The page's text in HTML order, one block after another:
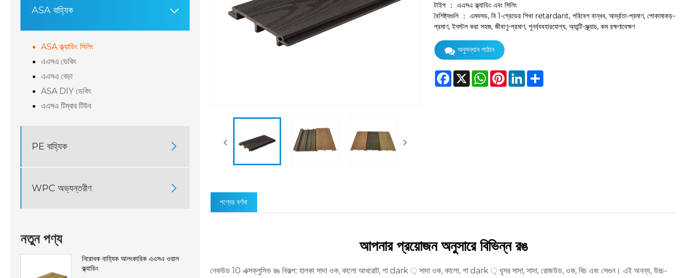
ASA বাহ্যিক 
ASA ক্ল্যাডিং সিলিং
এএসএ ডেকিং
এএসএ বেড়া
ASA DIY ডেকিং
এএসএ টিম্বার টিউব
PE বাহ্যিক 
WPC অভ্যন্তরীণ 
নতুন পণ্য
নিরোধক বাহ্যিক আলংকারিক এএসএ ওয়াল
ক্ল্যাডিং
টাইপ ： এএসএ ক্ল্যাডিং এবং সিলিং
বৈশিষ্ট্যগুলি ： এমবসড, বি 1-গ্রেডের শিখা retardant, পরিবেশ বান্ধব, আর্দ্রতা-প্রমাণ, পোকামাকড়-
প্রমাণ, ইনস্টল করা সহজ, জীবাণু-প্রমাণ, পুনর্ব্যবহারযোগ্য, অ্যান্টি-স্ক্র্যাচ, কম রক্ষণাবেক্ষণ
অনুসন্ধান পাঠান
Facebook
X WhatsApp
PinterestLinkedIn
পণ্যের বর্ণনা
আপনার প্রয়োজন অনুসারে বিভিন্ন রঙ
নেকউড 10 এক্সক্লুসিভ রঙ বিকল্প: হালকা সাদা ওক, কালো আখরোট, গা dark ় সাদা ওক, কালো, গা dark ় ধূসর সাদা, সাদা, রোজউড, ওক, বিচ এবং সেগুন। এই অনন্য, উচ্চ-